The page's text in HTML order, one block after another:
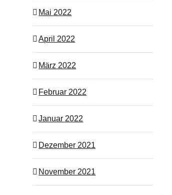
Mai 2022
April 2022
März 2022
Februar 2022
Januar 2022
Dezember 2021
November 2021